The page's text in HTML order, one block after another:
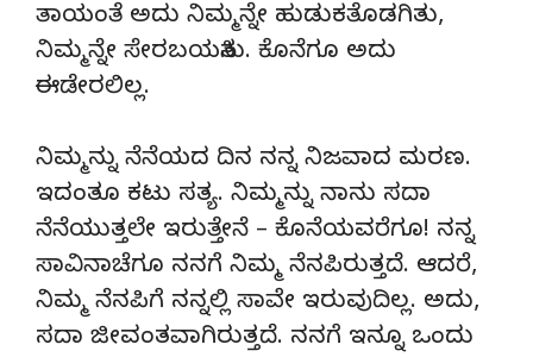
ತಾಯಂತೆ ಅದು ನಿಮ್ಮನ್ನೇ ಹುಡುಕತೊಡಗಿತು,
ನಿಮ್ಮನ್ನೇ ಸೇರಬಯಸಿತು. ಕೊನೆಗೂ ಅದು
ಈಡೇರಲಿಲ್ಲ.
ನಿಮ್ಮನ್ನು ನೆನೆಯದ ದಿನ ನನ್ನ ನಿಜವಾದ ಮರಣ.
ಇದಂತೂ ಕಟು ಸತ್ಯ. ನಿಮ್ಮನ್ನು ನಾನು ಸದಾ
ನೆನೆಯುತ್ತಲೇ ಇರುತ್ತೇನೆ – ಕೊನೆಯವರೆಗೂ! ನನ್ನ
ಸಾವಿನಾಚೆಗೂ ನನಗೆ ನಿಮ್ಮ ನೆನಪಿರುತ್ತದೆ. ಆದರೆ,
ನಿಮ್ಮ ನೆನಪಿಗೆ ನನ್ನಲ್ಲಿ ಸಾವೇ ಇರುವುದಿಲ್ಲ. ಅದು,
ಸದಾ ಜೀವಂತವಾಗಿರುತ್ತದೆ. ನನಗೆ ಇನ್ನೂ ಒಂದು